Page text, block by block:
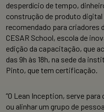
desperdício de tempo,
construção de produto
recomendado para criadores
CESAR School, escola de
edição da capacitação, que
das 9h às 18h, na sede da
Pinto, que tem certificação.
“O Lean Inception, serve
ou alinhar um grupo de